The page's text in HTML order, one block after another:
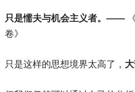
只是懦夫与机会主义者。——
卷》
只是这样的思想境界太高了，